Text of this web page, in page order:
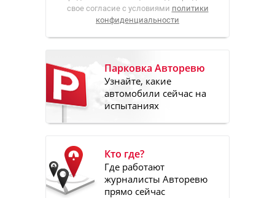
свое согласие с условиями политики
конфиденциальности
Парковка Авторевю
Узнайте, какие
автомобили сейчас на
испытаниях
Кто где?
Где работают
журналисты Авторевю
прямо сейчас